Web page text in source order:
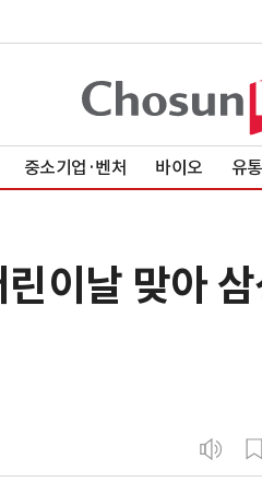
중소기업·벤처 바이오 유통
이날 맞아